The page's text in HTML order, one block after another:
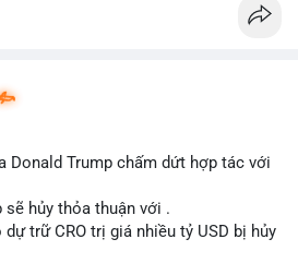
đương gần 786 nghìn USD được di
chuẩn bị thanh khoản để bán ra,
các ví nóng nhằm tối ưu phí giao
thanh khoản thị trường trước khi có
nhỏ lẻ: Theo dõi xác nhận giao dịch
nguồn. Khối lượng này chưa đủ tạo
Donald Trump chấm dứt hợp tác với
sẽ hủy thỏa thuận với .
trữ CRO trị giá nhiều tỷ USD bị hủy